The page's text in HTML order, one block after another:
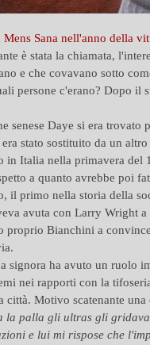
Sana nell'anno della
è stata la chiamata,
e che covavano sotto
persone c'erano? Dopo il
senese Daye si era
stato sostituito da un
in Italia nella primavera
a quanto avrebbe poi
il primo nella storia della
avuta con Larry Wright
proprio Bianchini a
ha avuto un ruolo
nei rapporti con la
città. Motivo scatenante
palla gli ultras gli
e lui mi rispose che